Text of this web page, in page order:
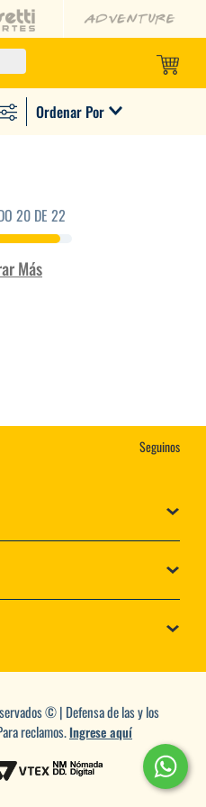
Ordenar Por
20 DE 22
Más
Seguinos
© | Defensa de las y los
reclamos.Ingrese aquí